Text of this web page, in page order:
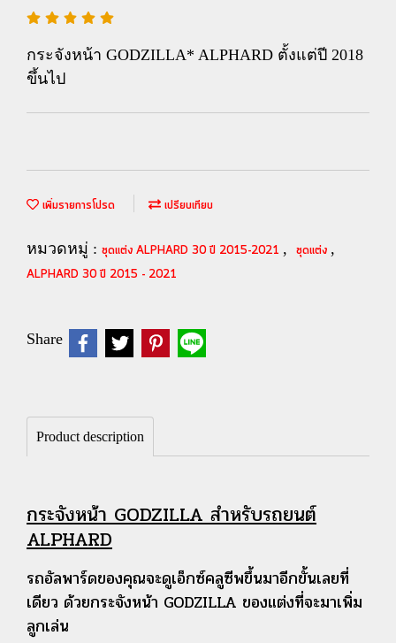
กระจังหน้า GODZILLA* ALPHARD ตั้งแต่ปี 2018
ขึ้นไป
เพิ่มรายการโปรด เปรียบเทียบ
หมวดหมู่ : ชุดแต่ง ALPHARD 30 ปี 2015-2021 , ชุดแต่ง ,
ALPHARD 30 ปี 2015 - 2021
Share
Product description
กระจังหน้า GODZILLA สำหรับรถยนต์
ALPHARD
รถอัลพาร์ดของคุณจะดูเอ็กซ์คลูซีพขึ้นมาอีกขั้นเลยที่
เดียว ด้วยกระจังหน้า GODZILLA ของแต่งที่จะมาเพิ่ม
ลูกเล่น